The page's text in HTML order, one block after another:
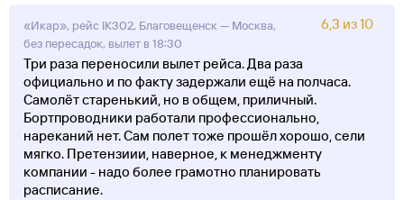
«Икар», рейс IK302, Благовещенск — Москва,
без пересадок, вылет в 18:30
6,3 из 10
Три раза переносили вылет рейса. Два раза
официально и по факту задержали ещё на полчаса.
Самолёт старенький, но в общем, приличный.
Бортпроводники работали профессионально,
нареканий нет. Сам полет тоже прошёл хорошо, сели
мягко. Претензиии, наверное, к менеджменту
компании - надо более грамотно планировать
расписание.